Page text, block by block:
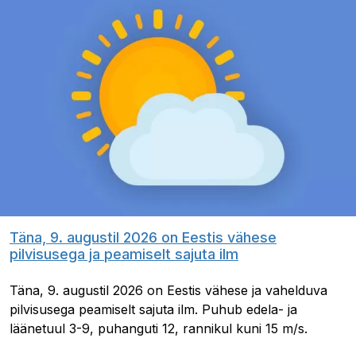
Täna, 9. augustil 2026 on Eestis vähese
pilvisusega ja peamiselt sajuta ilm
Täna, 9. augustil 2026 on Eestis vähese ja vahelduva
pilvisusega peamiselt sajuta ilm. Puhub edela- ja
läänetuul 3-9, puhanguti 12, rannikul kuni 15 m/s.